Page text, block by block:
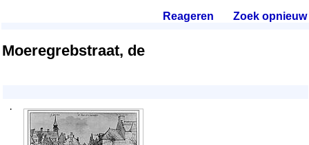
Reageren Zoek opnieuw.
Moeregrebstraat, de
·